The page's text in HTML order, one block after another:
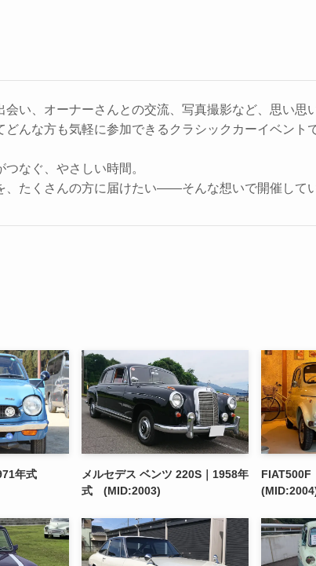
会い、オーナーさんとの交流、写真撮影など、思い思
どんな方も気軽に参加できるクラシックカーイベント
つなぐ、やさしい時間。
、たくさんの方に届けたい――そんな想いで開催してい
年式
メルセデス ベンツ 220S｜1958年
式 (MID:2003)